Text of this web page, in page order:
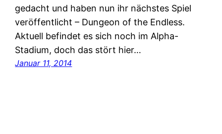
gedacht und haben nun ihr nächstes Spiel
veröffentlicht – Dungeon of the Endless.
Aktuell befindet es sich noch im Alpha-
Stadium, doch das stört hier…
Januar 11, 2014